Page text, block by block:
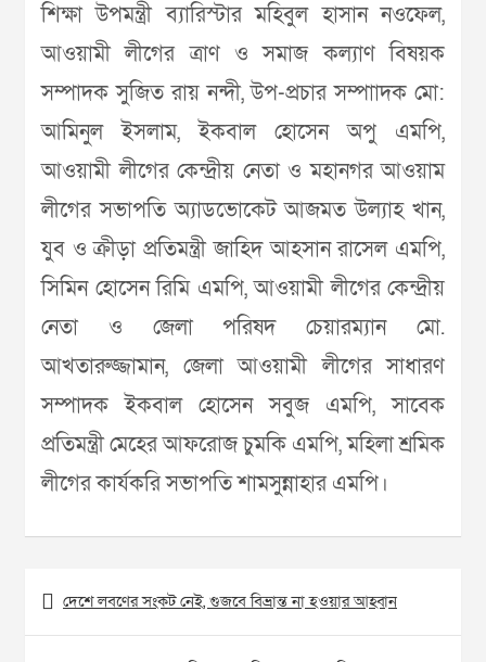
শিক্ষা উপমন্ত্রী ব্যারিস্টার মহিবুল হাসান নওফেল,
আওয়ামী লীগের ত্রাণ ও সমাজ কল্যাণ বিষয়ক
সম্পাদক সুজিত রায় নন্দী, উপ-প্রচার সম্পাাদক মো:
আমিনুল ইসলাম, ইকবাল হোসেন অপু এমপি,
আওয়ামী লীগের কেন্দ্রীয় নেতা ও মহানগর আওয়াম
লীগের সভাপতি অ্যাডভোকেট আজমত উল্যাহ খান,
যুব ও ক্রীড়া প্রতিমন্ত্রী জাহিদ আহসান রাসেল এমপি,
সিমিন হোসেন রিমি এমপি, আওয়ামী লীগের কেন্দ্রীয়
নেতা ও জেলা পরিষদ চেয়ারম্যান মো.
আখতারুজ্জামান, জেলা আওয়ামী লীগের সাধারণ
সম্পাদক ইকবাল হোসেন সবুজ এমপি, সাবেক
প্রতিমন্ত্রী মেহের আফরোজ চুমকি এমপি, মহিলা শ্রমিক
লীগের কার্যকরি সভাপতি শামসুন্নাহার এমপি।
Post
navigation
দেশে লবণের সংকট নেই, গুজবে বিভ্রান্ত না হওয়ার আহ্বান